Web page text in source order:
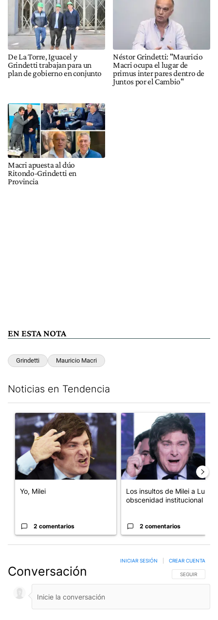
De La Torre, Iguacel y
Grindetti trabajan para un
plan de gobierno en conjunto
Néstor Grindetti: "Mauricio
Macri ocupa el lugar de
primus inter pares dentro de
Juntos por el Cambio"
Macri apuesta al dúo
Ritondo-Grindetti en
Provincia
EN ESTA NOTA
Grindetti Mauricio Macri
Noticias en Tendencia
Un artículo de tendencia con el título "Yo, Milei" con 2
Yo, Milei
2 comentarios
Un artículo de tendencia con
Los insultos de Milei a Lula:
obscenidad institucional
2 comentarios
Conversación SIGA ESTA
SEGUIR
INICIAR SESIÓN CREAR CUENTA